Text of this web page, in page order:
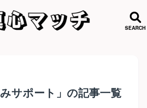
みサポート」の記事一覧